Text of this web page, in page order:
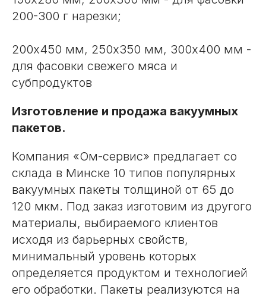
200-300 г нарезки;
200х450 мм, 250х350 мм, 300х400 мм -
для фасовки свежего мяса и
субпродуктов
Изготовление и продажа вакуумных
пакетов.
Компания «Ом-сервис» предлагает со
склада в Минске 10 типов популярных
вакуумных пакеты толщиной от 65 до
120 мкм. Под заказ изготовим из другого
материалы, выбираемого клиентов
исходя из барьерных свойств,
минимальный уровень которых
определяется продуктом и технологией
его обработки. Пакеты реализуются на